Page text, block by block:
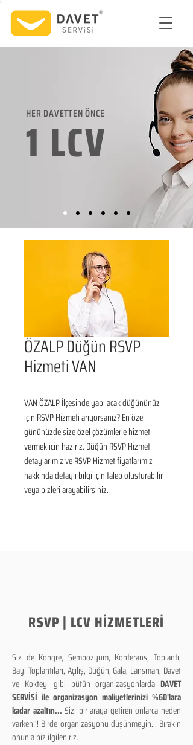
HER DAVETTEN ÖNCE
1 LCV
ÖZALP Düğün RSVP
Hizmeti VAN
VAN ÖZALP İlçesinde yapılacak düğününüz
için RSVP Hizmeti arıyorsanız? En özel
gününüzde size özel çözümlerle hizmet
vermek için hazırız. Düğün RSVP Hizmet
detaylarımız ve RSVP Hizmet fiyatlarımız
hakkında detaylı bilgi için talep oluşturabilir
veya bizleri arayabilirsiniz.
RSVP | LCV HİZMETLERİ
Siz de Kongre, Sempozyum, Konferans, Toplantı,
Bayi Toplantıları, Açılış, Düğün, Gala, Lansman, Davet
ve Kokteyl gibi bütün organizasyonlarda DAVET
SERVİSİ ile organizasyon maliyetlerinizi %60'lara
kadar azaltın...Sizi bir araya getiren onlarca neden
varken!!! Birde organizasyonu düşünmeyin... Bırakın
onunla biz ilgileniriz.